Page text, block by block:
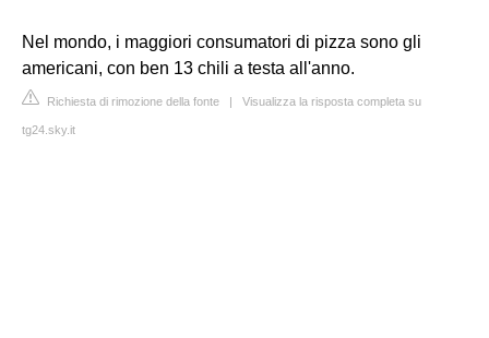
Nel mondo, i maggiori consumatori di pizza sono gli
americani, con ben 13 chili a testa all'anno.
Richiesta di rimozione della fonte | Visualizza la risposta completa su
tg24.sky.it